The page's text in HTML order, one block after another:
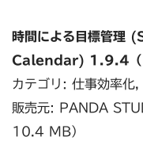
時間による目標管
Calendar) 1.9.4（
カテゴリ: 仕事効率化,
販売元: PANDA
10.4 MB）